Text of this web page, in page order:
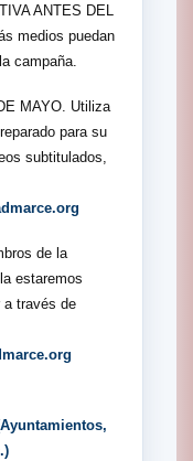
ANTES DEL
medios puedan
campaña.
MAYO. Utiliza
para su
subtitulados,
de la
estaremos
a través de